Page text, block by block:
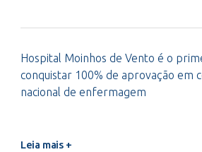
Hospital Moinhos de Vento é o
conquistar 100% de aprovação em
nacional de enfermagem
Leia mais +